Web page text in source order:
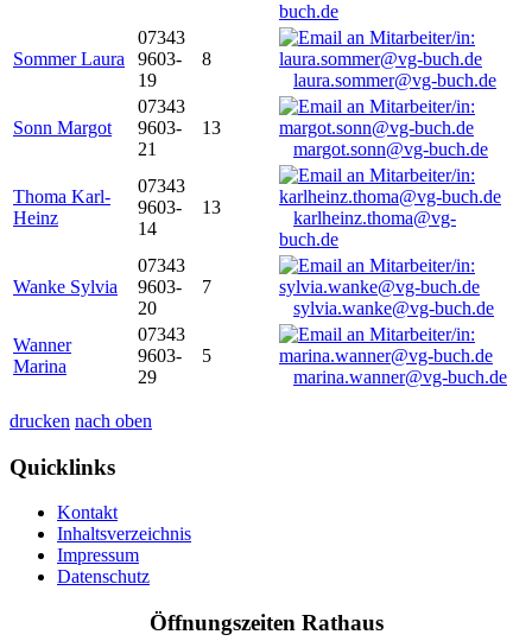
buch.de
Sommer Laura
07343
9603-
19
8
laura.sommer@vg-buch.de
Sonn Margot
07343
9603-
21
13
margot.sonn@vg-buch.de
Thoma Karl-
Heinz
07343
9603-
14
13
karlheinz.thoma@vg-
buch.de
Wanke Sylvia
07343
9603-
20
7
sylvia.wanke@vg-buch.de
Wanner
Marina
07343
9603-
29
5
marina.wanner@vg-buch.de
drucken nach oben
Quicklinks
Kontakt
Inhaltsverzeichnis
Impressum
Datenschutz
Öffnungszeiten Rathaus